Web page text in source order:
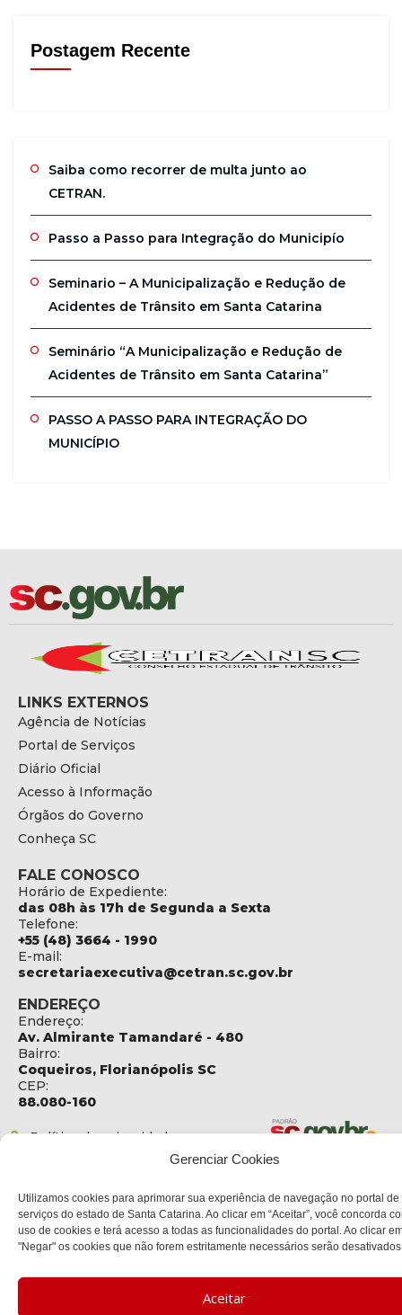
Gerenciar Cookies
Utilizamos cookies para aprimorar sua experiência de navegação no portal de
serviços do estado de Santa Catarina. Ao clicar em “Aceitar”, você concorda
uso de cookies e terá acesso a todas as funcionalidades do portal. Ao clicar
"Negar" os cookies que não forem estritamente necessários serão
Aceitar
Postagem Recente
Saiba como recorrer de multa junto ao
CETRAN.
Passo a Passo para Integração do Municipío
Seminario – A Municipalização e Redução de
Acidentes de Trânsito em Santa Catarina
Seminário “A Municipalização e Redução de
Acidentes de Trânsito em Santa Catarina”
PASSO A PASSO PARA INTEGRAÇÃO DO
MUNICÍPIO
LINKS EXTERNOS
Agência de Notícias
Portal de Serviços
Diário Oficial
Acesso à Informação
Órgãos do Governo
Conheça SC
FALE CONOSCO
Horário de Expediente:
das 08h às 17h de Segunda a Sexta
Telefone:
+55 (48) 3664 - 1990
E-mail:
secretariaexecutiva@cetran.sc.gov.br
ENDEREÇO
Endereço:
Av. Almirante Tamandaré - 480
Bairro:
Coqueiros, Florianópolis SC
CEP:
88.080-160
Política de privacidade
Copyright © 2023 Todos os Direitos Reservados SC - Governo de
Santa Catarina |Desenvolvedor - DITI/DETRAN